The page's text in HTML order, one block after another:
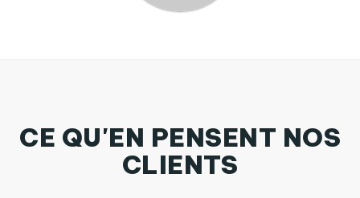
CE QU'EN PENSENT NOS
CLIENTS